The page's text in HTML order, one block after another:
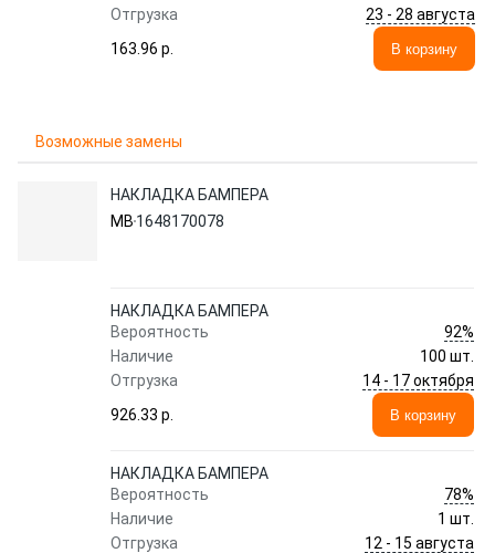
Отгрузка
23 - 28 августа
163.96 p.
В корзину
Возможные замены
НАКЛАДКА БАМПЕРА
MB 1648170078
НАКЛАДКА БАМПЕРА
Вероятность
92%
Наличие
100 шт.
Отгрузка
14 - 17 октября
926.33 p.
В корзину
НАКЛАДКА БАМПЕРА
Вероятность
78%
Наличие
1 шт.
Отгрузка
12 - 15 августа